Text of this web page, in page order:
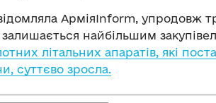
АрміяInform, упродовж
залишається найбільшим
літальних апаратів, які
суттєво зросла.